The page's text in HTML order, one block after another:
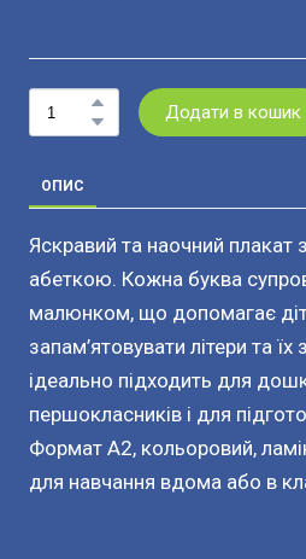
Додати в кошик
ОПИС
Яскравий та наочний плакат
абеткою. Кожна буква
малюнком, що допомагає
запам’ятовувати літери та
ідеально підходить для
першокласників і для
Формат А2, кольоровий,
для навчання вдома або в